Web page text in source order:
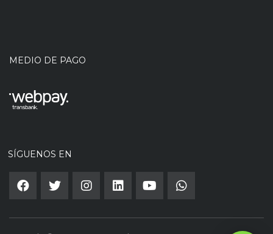
MEDIO DE PAGO
SÍGUENOS EN